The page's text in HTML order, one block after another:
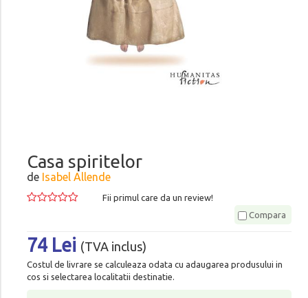
Casa spiritelor
de Isabel Allende
Fii primul care da un review!
Compara
74 Lei (TVA inclus)
Costul de livrare se calculeaza odata cu adaugarea produsului in
cos si selectarea localitatii destinatie.